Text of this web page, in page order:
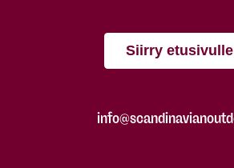
Siirry etusivulle